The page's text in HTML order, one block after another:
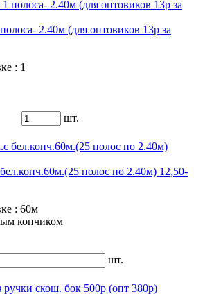
2.40м (для оптовиков 13р за
: 1
шт.
полос по 2.40м) 12,50-
: 60м
кончиком
шт.